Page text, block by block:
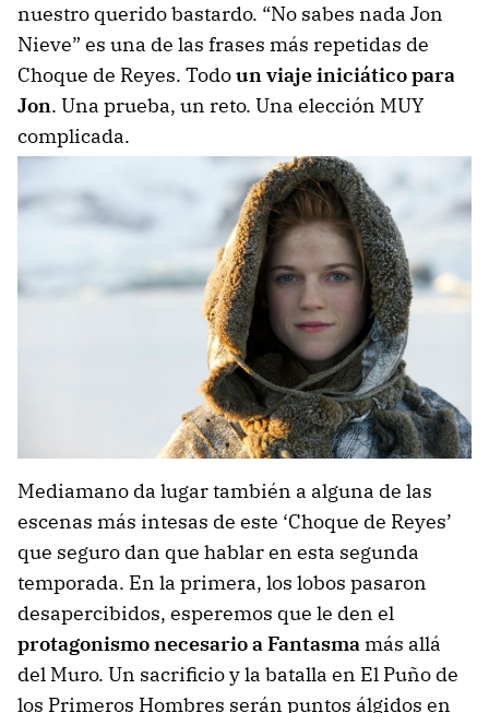
nuestro querido bastardo. “No sabes nada Jon
Nieve” es una de las frases más repetidas de
Choque de Reyes. Todoun viaje iniciático para
Jon. Una prueba, un reto. Una elección MUY
complicada.
Mediamano da lugar también a alguna de las
escenas más intesas de este ‘Choque de Reyes’
que seguro dan que hablar en esta segunda
temporada. En la primera, los lobos pasaron
desapercibidos, esperemos que le den el
protagonismo necesario a Fantasmamás allá
del Muro. Un sacrificio y la batalla en El Puño de
los Primeros Hombres serán puntos álgidos en